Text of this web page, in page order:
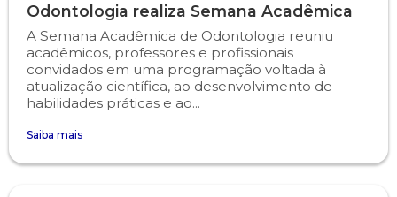
Odontologia realiza Semana Acadêmica
A Semana Acadêmica de Odontologia reuniu
acadêmicos, professores e profissionais
convidados em uma programação voltada à
atualização científica, ao desenvolvimento de
habilidades práticas e ao...
Saiba mais
Psicologia
Publicidade e Propaganda
Segunda Chamada
Seguro Escolar
Sapien
Simulado Preparatório
Publicações Científicas
Revistas Campo Real
WhatsApp Campo Real